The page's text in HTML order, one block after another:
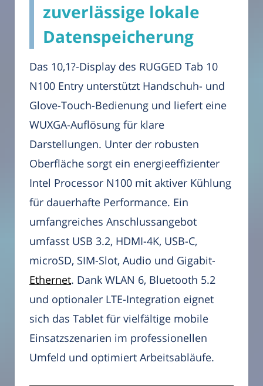
zuverlässige lokale
Datenspeicherung
Das 10,1?-Display des RUGGED Tab 10
N100 Entry unterstützt Handschuh- und
Glove-Touch-Bedienung und liefert eine
WUXGA-Auflösung für klare
Darstellungen. Unter der robusten
Oberfläche sorgt ein energieeffizienter
Intel Processor N100 mit aktiver Kühlung
für dauerhafte Performance. Ein
umfangreiches Anschlussangebot
umfasst USB 3.2, HDMI-4K, USB-C,
microSD, SIM-Slot, Audio und Gigabit-
Ethernet. Dank WLAN 6, Bluetooth 5.2
und optionaler LTE-Integration eignet
sich das Tablet für vielfältige mobile
Einsatzszenarien im professionellen
Umfeld und optimiert Arbeitsabläufe.